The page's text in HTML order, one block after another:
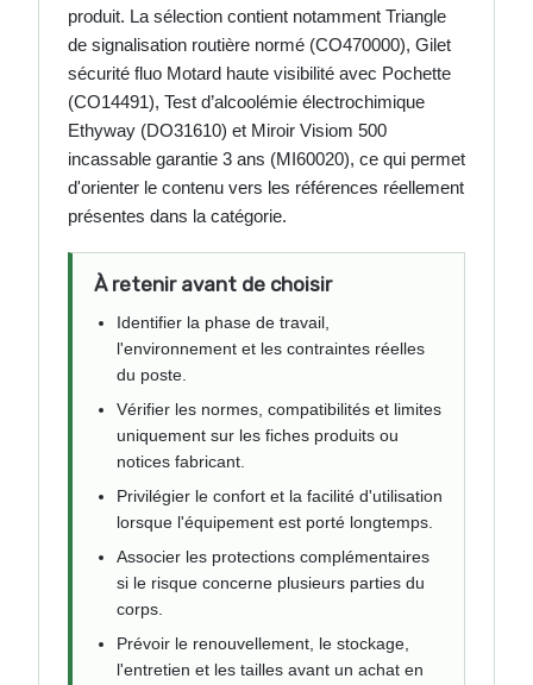
produit. La sélection contient notamment Triangle
de signalisation routière normé (CO470000), Gilet
sécurité fluo Motard haute visibilité avec Pochette
(CO14491), Test d’alcoolémie électrochimique
Ethyway (DO31610) et Miroir Visiom 500
incassable garantie 3 ans (MI60020), ce qui permet
d'orienter le contenu vers les références réellement
présentes dans la catégorie.
À retenir avant de choisir
Identifier la phase de travail,
l'environnement et les contraintes réelles
du poste.
Vérifier les normes, compatibilités et limites
uniquement sur les fiches produits ou
notices fabricant.
Privilégier le confort et la facilité d'utilisation
lorsque l'équipement est porté longtemps.
Associer les protections complémentaires
si le risque concerne plusieurs parties du
corps.
Prévoir le renouvellement, le stockage,
l'entretien et les tailles avant un achat en